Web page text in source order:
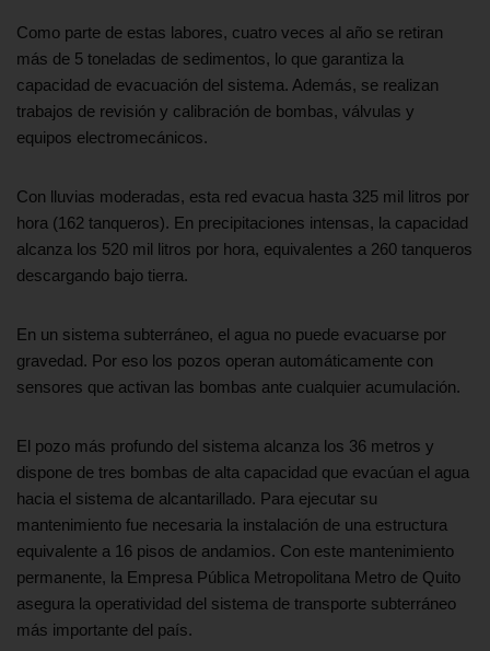
Como parte de estas labores, cuatro veces al año se retiran
más de 5 toneladas de sedimentos, lo que garantiza la
capacidad de evacuación del sistema. Además, se realizan
trabajos de revisión y calibración de bombas, válvulas y
equipos electromecánicos.
Con lluvias moderadas, esta red evacua hasta 325 mil litros por
hora (162 tanqueros). En precipitaciones intensas, la capacidad
alcanza los 520 mil litros por hora, equivalentes a 260 tanqueros
descargando bajo tierra.
En un sistema subterráneo, el agua no puede evacuarse por
gravedad. Por eso los pozos operan automáticamente con
sensores que activan las bombas ante cualquier acumulación.
El pozo más profundo del sistema alcanza los 36 metros y
dispone de tres bombas de alta capacidad que evacúan el agua
hacia el sistema de alcantarillado. Para ejecutar su
mantenimiento fue necesaria la instalación de una estructura
equivalente a 16 pisos de andamios. Con este mantenimiento
permanente, la Empresa Pública Metropolitana Metro de Quito
asegura la operatividad del sistema de transporte subterráneo
más importante del país.